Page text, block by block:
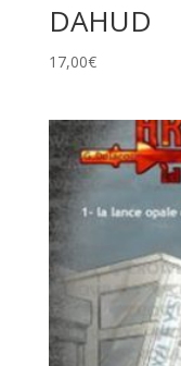
DAHUD
17,00€